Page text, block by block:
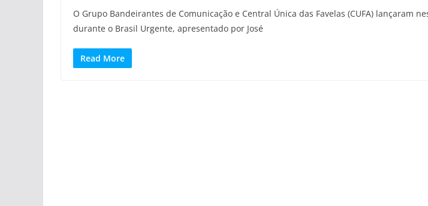
O Grupo Bandeirantes de Comunicação e Central Única das Favelas (CUFA) lançaram
durante o Brasil Urgente, apresentado por José
Read More